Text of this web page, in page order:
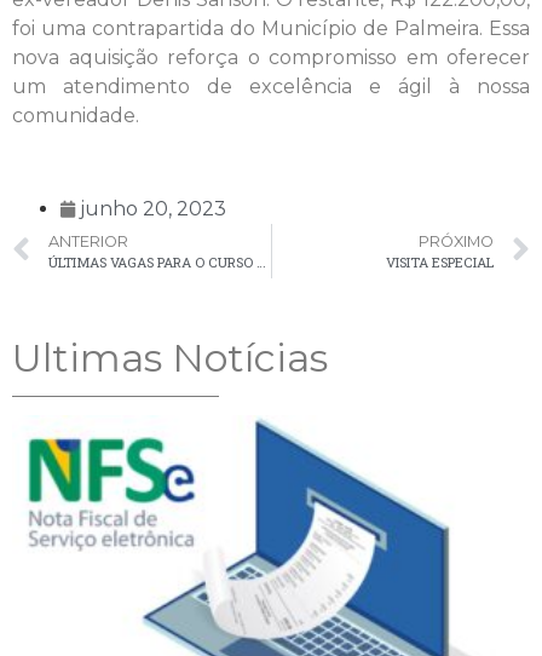
foi uma contrapartida do Município de Palmeira. Essa
nova aquisição reforça o compromisso em oferecer
um atendimento de excelência e ágil à nossa
comunidade.
junho 20, 2023
ANTERIOR
PRÓXIMO
VISITA ESPECIAL
Ultimas Notícias